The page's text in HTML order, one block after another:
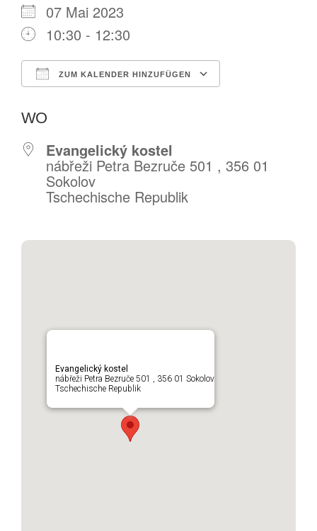
07 Mai 2023
10:30 - 12:30
ZUM KALENDER HINZUFÜGEN
WO
Evangelický kostel
nábřeži Petra Bezruče 501 , 356 01
Sokolov
Tschechische Republik
Evangelický kostel
nábřeži Petra Bezruče 501 , 356 01 Sokolov
Tschechische Republik